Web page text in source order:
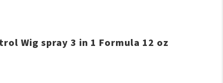
Wig spray 3 in 1 Formula 12 oz